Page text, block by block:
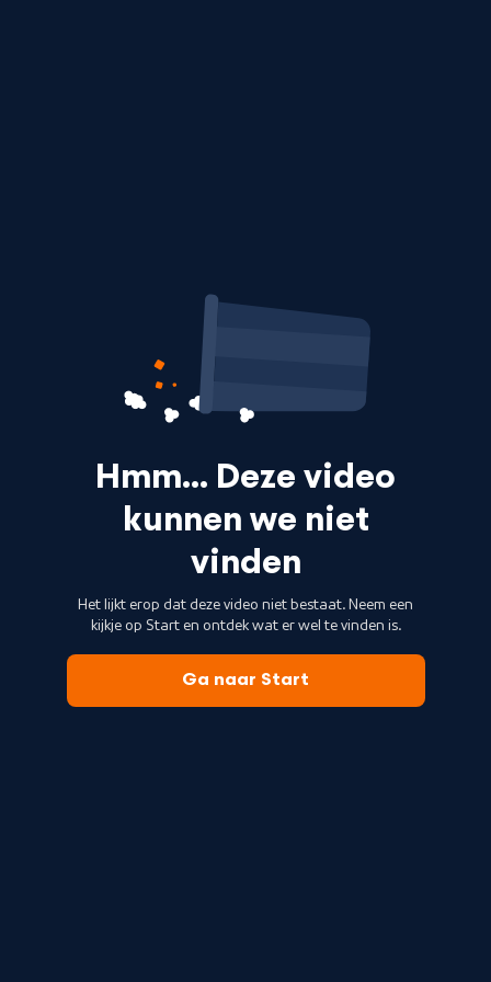
Hmm… Deze video
kunnen we niet
vinden
Het lijkt erop dat deze video niet bestaat. Neem een
kijkje op Start en ontdek wat er wel te vinden is.
Ga naar Start